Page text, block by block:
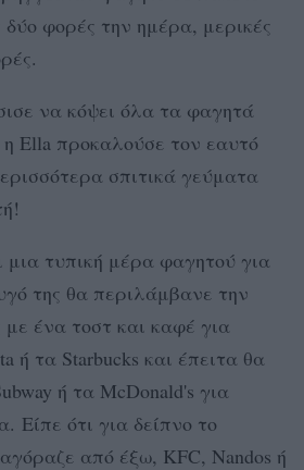
δύο φορές την ημέρα, μερικές
να κόψει όλα τα φαγητά
η Ella προκαλούσε τον εαυτό
σπιτικά γεύματα
μια τυπική μέρα φαγητού για
της θα περιλάμβανε την
ένα τοστ και καφέ για
ή τα Starbucks και έπειτα θα
ή τα McDonald's για
Είπε ότι για δείπνο το
από έξω, KFC, Nandos ή